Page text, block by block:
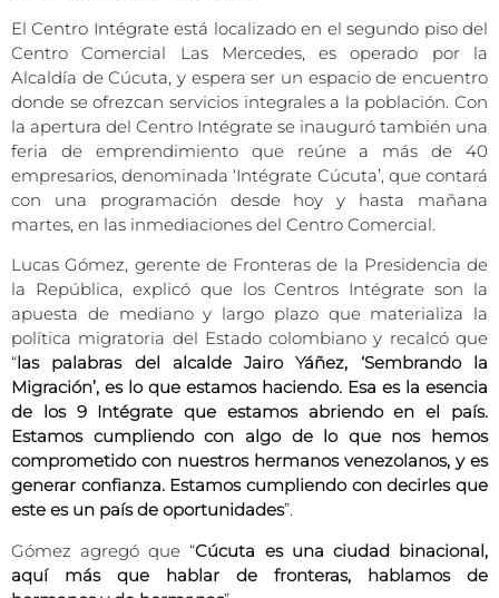
El Centro Intégrate está localizado en el segundo piso del
Centro Comercial Las Mercedes, es operado por la
Alcaldía de Cúcuta, y espera ser un espacio de encuentro
donde se ofrezcan servicios integrales a la población. Con
la apertura del Centro Intégrate se inauguró también una
feria de emprendimiento que reúne a más de 40
empresarios, denominada ‘Intégrate Cúcuta’, que contará
con una programación desde hoy y hasta mañana
martes, en las inmediaciones del Centro Comercial.
Lucas Gómez, gerente de Fronteras de la Presidencia de
la República, explicó que los Centros Intégrate son la
apuesta de mediano y largo plazo que materializa la
política migratoria del Estado colombiano y recalcó que
“las palabras del alcalde Jairo Yáñez, ‘Sembrando la
Migración’, es lo que estamos haciendo. Esa es la esencia
de los 9 Intégrate que estamos abriendo en el país.
Estamos cumpliendo con algo de lo que nos hemos
comprometido con nuestros hermanos venezolanos, y es
generar confianza. Estamos cumpliendo con decirles que
este es un país de oportunidades”.
Gómez agregó que “Cúcuta es una ciudad binacional,
aquí más que hablar de fronteras, hablamos de